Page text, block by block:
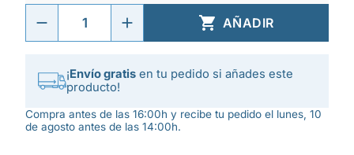
 AÑADIR
¡Envío gratis en tu pedido si añades este
producto!
Compra antes de las 16:00h y recibe tu pedido el lunes, 10
de agosto antes de las 14:00h.